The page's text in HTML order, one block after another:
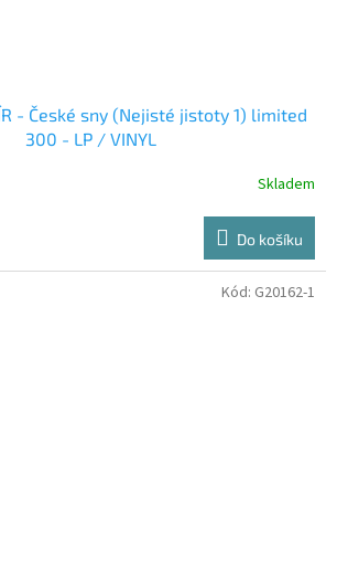
- České sny (Nejisté jistoty 1) limited
300 - LP / VINYL
Skladem
Do košíku
Kód: G20162-1